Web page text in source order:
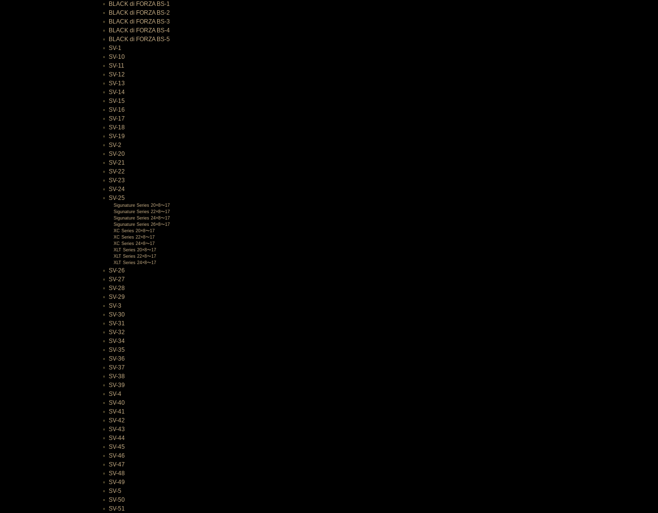
BLACK di FORZA BS-1
BLACK di FORZA BS-2
BLACK di FORZA BS-3
BLACK di FORZA BS-4
BLACK di FORZA BS-5
SV-1
SV-10
SV-11
SV-12
SV-13
SV-14
SV-15
SV-16
SV-17
SV-18
SV-19
SV-2
SV-20
SV-21
SV-22
SV-23
SV-24
SV-25
Sigunature Series 20×8〜17
Sigunature Series 22×8〜17
Sigunature Series 24×8〜17
Sigunature Series 26×8〜17
XC Series 20×8〜17
XC Series 22×8〜17
XC Series 24×8〜17
XLT Series 20×8〜17
XLT Series 22×8〜17
XLT Series 24×8〜17
SV-26
SV-27
SV-28
SV-29
SV-3
SV-30
SV-31
SV-32
SV-34
SV-35
SV-36
SV-37
SV-38
SV-39
SV-4
SV-40
SV-41
SV-42
SV-43
SV-44
SV-45
SV-46
SV-47
SV-48
SV-49
SV-5
SV-50
SV-51